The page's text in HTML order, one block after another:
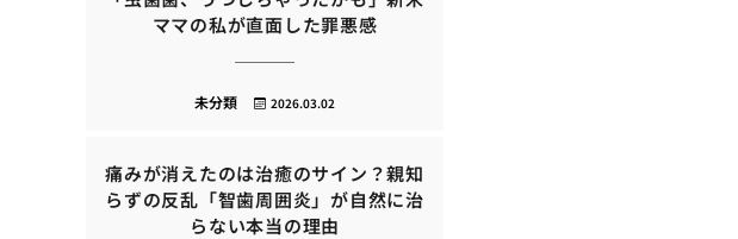
ママの私が直面した罪悪感
2026.03.02
未分類
痛みが消えたのは治癒のサイン？親知
らずの反乱「智歯周囲炎」が自然に治
らない本当の理由